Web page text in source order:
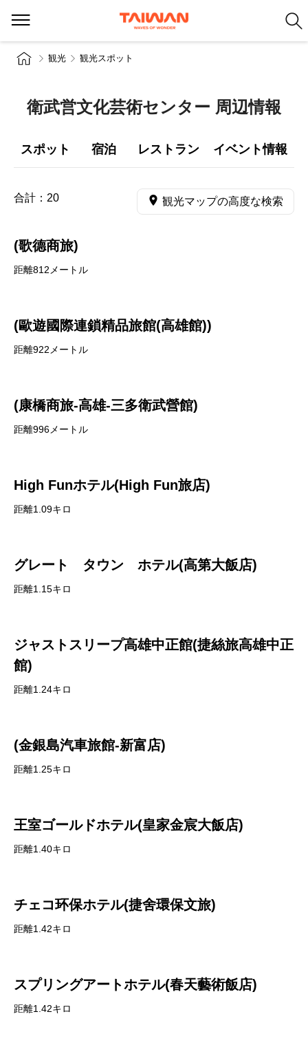
観光 観光スポット
衛武営文化芸術センター 周辺情報
スポット 宿泊 レストラン イベント情報
合計： 20 観光マップの高度な検索
(歌德商旅)
距離812メートル
(歐遊國際連鎖精品旅館(高雄館))
距離922メートル
(康橋商旅-高雄-三多衛武營館)
距離996メートル
High Funホテル(High Fun旅店)
距離1.09キロ
グレート タウン ホテル(高第大飯店)
距離1.15キロ
ジャストスリープ高雄中正館(捷絲旅高雄中正
館)
距離1.24キロ
(金銀島汽車旅館-新富店)
距離1.25キロ
王室ゴールドホテル(皇家金宸大飯店)
距離1.40キロ
チェコ环保ホテル(捷舍環保文旅)
距離1.42キロ
スプリングアートホテル(春天藝術飯店)
距離1.42キロ